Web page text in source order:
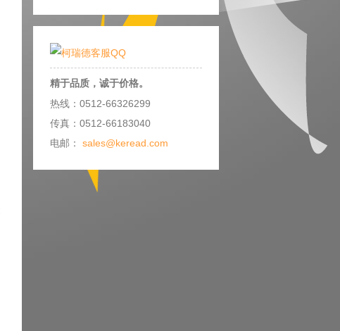
精于品质，诚于价格。
热线：0512-66326299
传真：0512-66183040
电邮： sales@keread.com